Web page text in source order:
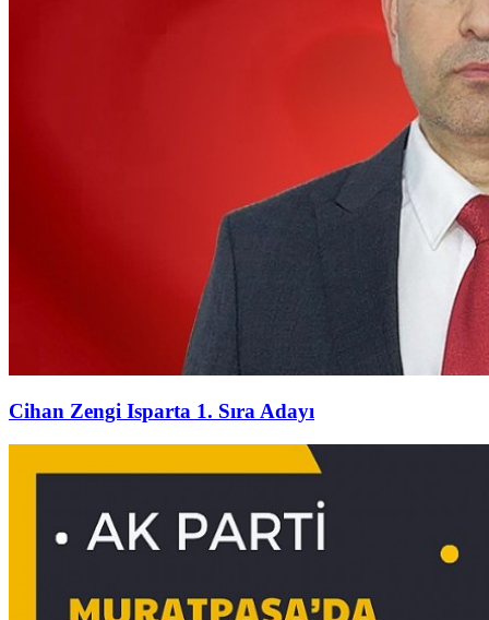
Cihan Zengi Isparta 1. Sıra Adayı